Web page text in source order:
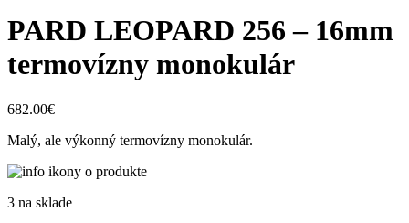
PARD LEOPARD 256 – 16mm
termovízny monokulár
682.00€
Malý, ale výkonný termovízny monokulár.
3 na sklade